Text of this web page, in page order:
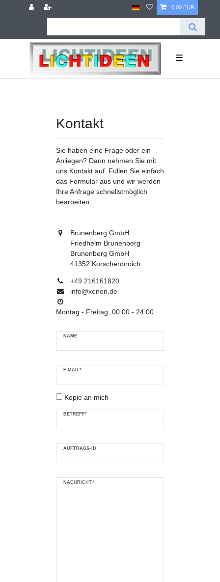
0,00 EUR
☰
Kontakt
Sie haben eine Frage oder ein
Anliegen? Dann nehmen Sie mit
uns Kontakt auf. Füllen Sie einfach
das Formular aus und wir werden
Ihre Anfrage schnellstmöglich
bearbeiten.
Brunenberg GmbH
Friedhelm Brunenberg
Brunenberg GmbH
41352 Korschenbroich
+49 216161820
info@xenon.de
Montag - Freitag, 00:00 - 24:00
NAME
E-MAIL*
Kopie an mich
BETREFF*
AUFTRAGS-ID
NACHRICHT*
Ceres::Template.mailFormHoneypotLabel